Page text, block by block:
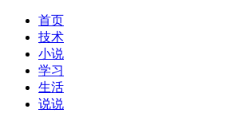
首页
技术
小说
学习
生活
说说